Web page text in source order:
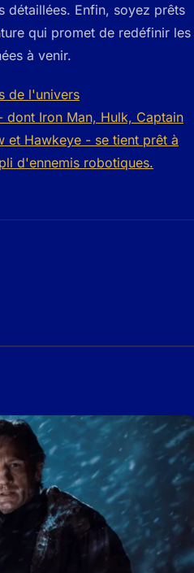
détaillées. Enfin, soyez prêts
qui promet de redéfinir les
à venir.